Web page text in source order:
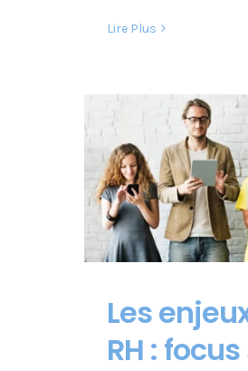
Lire Plus
Les
RH :